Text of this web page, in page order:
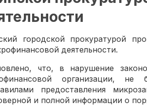
городской прокуратурой
деятельности.
что, в нарушение
организации, не
предоставления
и полной информации о